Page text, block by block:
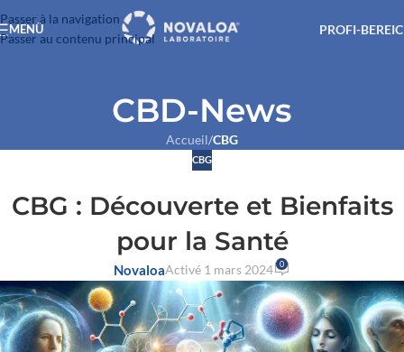
Passer à la navigation
Passer au contenu principal
MENÜ PROFI-
CBD-News
Accueil/CBG
CBG
CBG : Découverte et Bienfaits
pour la Santé
NovaloaActivé 1 mars 2024 0